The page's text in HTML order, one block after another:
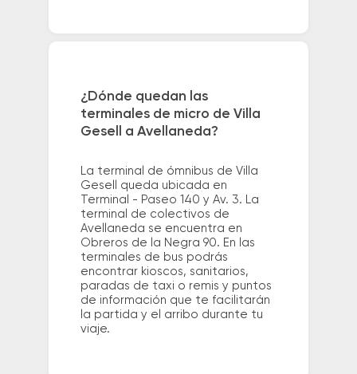
¿Dónde quedan las
terminales de micro de Villa
Gesell a Avellaneda?
La terminal de ómnibus de Villa
Gesell queda ubicada en
Terminal - Paseo 140 y Av. 3. La
terminal de colectivos de
Avellaneda se encuentra en
Obreros de la Negra 90. En las
terminales de bus podrás
encontrar kioscos, sanitarios,
paradas de taxi o remis y puntos
de información que te facilitarán
la partida y el arribo durante tu
viaje.